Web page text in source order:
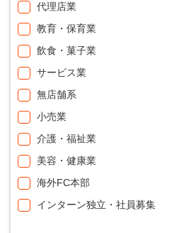
代理店業
教育・保育業
飲食・菓子業
サービス業
無店舗系
小売業
介護・福祉業
美容・健康業
海外FC本部
インターン独立・社員募集